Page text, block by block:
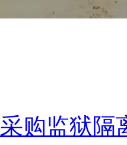
采购监狱隔